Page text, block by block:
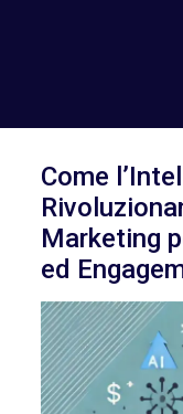
Come
Marketing
ed